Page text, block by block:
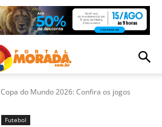
Copa do Mundo 2026: Confira os jogos
Futebol